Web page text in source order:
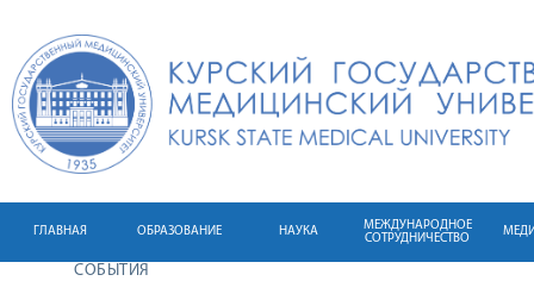
ГЛАВНАЯ ОБРАЗОВАНИЕ НАУКА
МЕЖДУНАРОДНОЕ
СОТРУДНИЧЕСТВО
СОБЫТИЯ